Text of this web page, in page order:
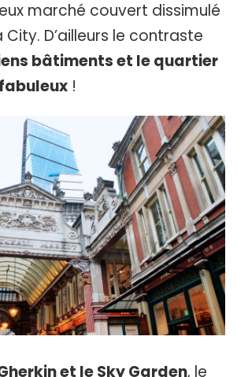
marché couvert dissimulé
D’ailleurs le contraste
bâtiments et le quartier
!
et le Sky Garden, le